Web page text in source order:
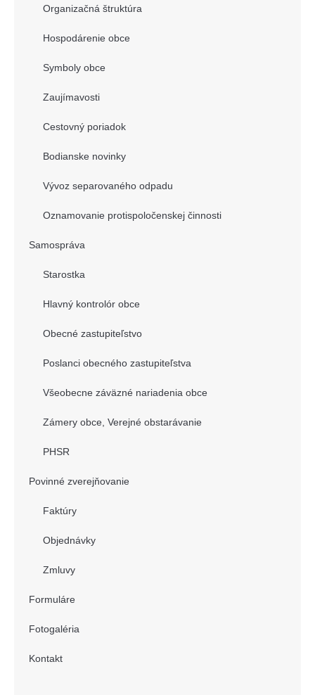
Organizačná štruktúra
Hospodárenie obce
Symboly obce
Zaujímavosti
Cestovný poriadok
Bodianske novinky
Vývoz separovaného odpadu
Oznamovanie protispoločenskej činnosti
Samospráva
Starostka
Hlavný kontrolór obce
Obecné zastupiteľstvo
Poslanci obecného zastupiteľstva
Všeobecne záväzné nariadenia obce
Zámery obce, Verejné obstarávanie
PHSR
Povinné zverejňovanie
Faktúry
Objednávky
Zmluvy
Formuláre
Fotogaléria
Kontakt